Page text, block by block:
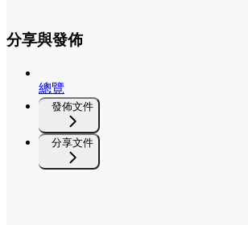
分享與發佈
總覽
發佈文件
分享文件